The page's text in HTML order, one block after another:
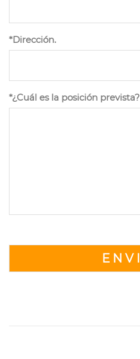
*Dirección.
*¿Cuál es la posición prevista?